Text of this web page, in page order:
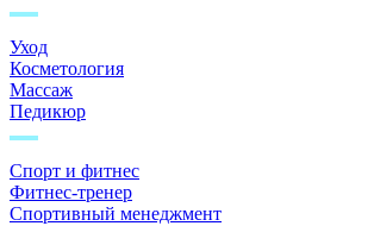
Уход
Косметология
Массаж
Педикюр
Спорт и фитнес
Фитнес-тренер
Спортивный менеджмент